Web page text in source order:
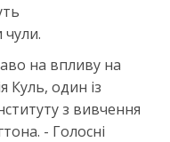
на впливу на
Куль, один із
з вивчення
- Голосні